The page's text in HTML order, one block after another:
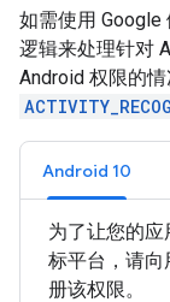
如需使用 Google
逻辑来处理针对
Android 权限的
Android 10
为了让您的应
标平台，请向
册该权限。